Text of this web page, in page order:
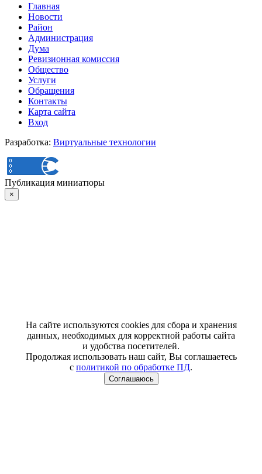
Главная
Новости
Район
Администрация
Дума
Ревизионная комиссия
Общество
Услуги
Обращения
Контакты
Карта сайта
Вход
Разработка: Виртуальные технологии
Публикация миниатюры
×
На сайте используются cookies для сбора и хранения
данных, необходимых для корректной работы сайта
и удобства посетителей.
Продолжая использовать наш сайт, Вы соглашаетесь
с политикой по обработке ПД.
Соглашаюсь